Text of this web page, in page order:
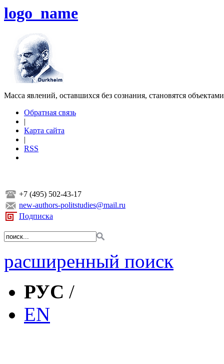
logo_name
Масса явлений, оставшихся без сознания, становятся
Обратная связь
|
Карта сайта
|
RSS
+7 (495) 502-43-17
new-authors-politstudies@mail.ru
Подписка
расширенный поиск
РУС /
EN